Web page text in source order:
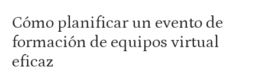
Cómo planificar un evento de
formación de equipos virtual
eficaz